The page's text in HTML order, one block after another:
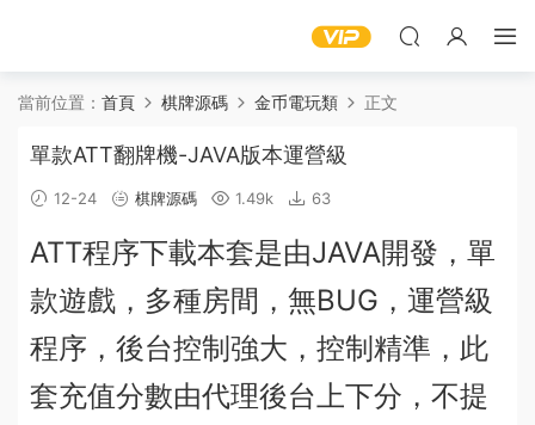
當前位置： 首頁 棋牌源碼 金币電玩類 正文
單款ATT翻牌機-JAVA版本運營級
12-24 棋牌源碼 1.49k 63
ATT程序下載本套是由JAVA開發，單
款遊戲，多種房間，無BUG，運營級
程序， 後台控制強大，控制精準，此
套充值分數由代理後台上下分， 不提